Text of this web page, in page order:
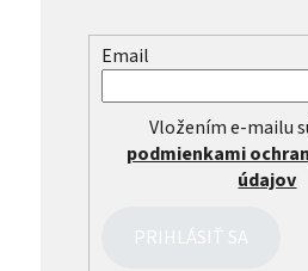
Email
Vložením e-mailu
podmienkami
údajov
PRIHLÁSIŤ SA